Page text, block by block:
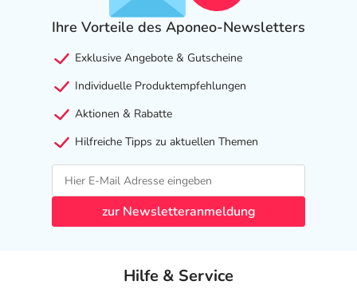
- Ohnmachtsanfall
- Schwindelgefühl
- Herzschwäche
- Vorhofflimmern (Rhythmusstörung des Herzvorhofes)
- Husten
- Magen-Darm-Beschwerden
- Durchfälle
- Übelkeit
- Verstopfung
Ihre Vorteile des Aponeo-Newsletters
Exklusive Angebote & Gutscheine
Individuelle Produktempfehlungen
Aktionen & Rabatte
Hilfreiche Tipps zu aktuellen Themen
zur Newsletteranmeldung
Hilfe & Service